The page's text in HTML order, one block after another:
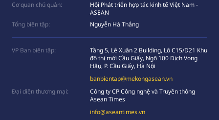
Cơ quan chủ quản:
Hội Phát triển hợp tác kinh tế Việt Nam -
ASEAN
Tổng biên tập:
Nguyễn Hà Thắng
VP Ban biên tập:
Tầng 5, Lê Xuân 2 Building, Lô C15/D21 Khu
đô thị mới Cầu Giấy, Ngõ 100 Dịch Vọng
Hâụ, P. Cầu Giấy, Hà Nội
banbientap@mekongasean.vn
Đại diện thương mại:
Công ty CP Công nghệ và Truyền thông
Asean Times
info@aseantimes.vn